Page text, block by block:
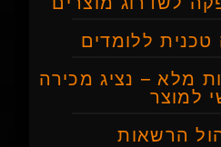
טכנית ללומדים
מלא – נציג מכירה
למוצר
הרשאות